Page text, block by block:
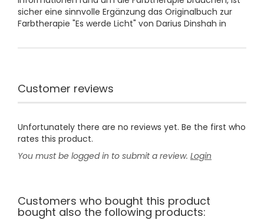
sicher eine sinnvolle Ergänzung das Originalbuch zur
Farbtherapie "Es werde Licht" von Darius Dinshah in
Customer reviews
Unfortunately there are no reviews yet. Be the first who
rates this product.
You must be logged in to submit a review. Login
Customers who bought this product
bought also the following products: